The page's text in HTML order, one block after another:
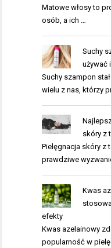
Matowe włosy to
osób, a ich …
Suchy
używać
Suchy szampon
wielu z nas, którzy
skóry z
Pielęgnacja skóry z
prawdziwe
Kwas
efekty
Kwas azelainowy
popularność w